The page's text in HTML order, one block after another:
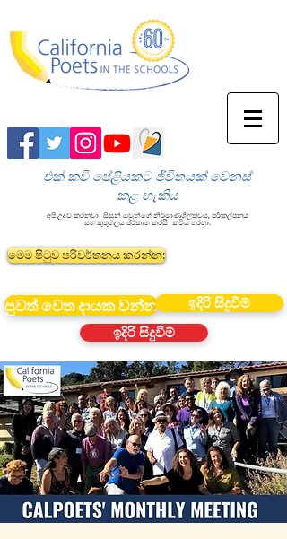
එක් කවි පේළියකට ජීවිතයක් වෙනස්
කළ හැකිය
අපි උදව් කරනවා සිසුන් ඔවුන්ගේ නිර්මාණශීලීත්වය, පරිකල්පනය
සහ කුතුහලය ප්රකාශ කරයි කවිය හරහා.
මෙම පිටුව පරිවර්තනය කරන්න:
පුවත් වෙත දායක වන්න
ඉදිරි සිදුවීම්
ඉදිරි සිදුවීම්